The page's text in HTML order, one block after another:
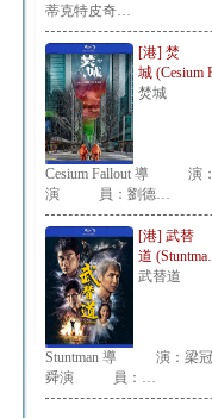
蒂克特皮奇…
[港] 焚
城 (Cesium
焚城
Cesium Fallout 導 演
演 員：劉德…
[港] 武替
道
武替道
Stuntman 導 演：梁冠
舜演 員：…